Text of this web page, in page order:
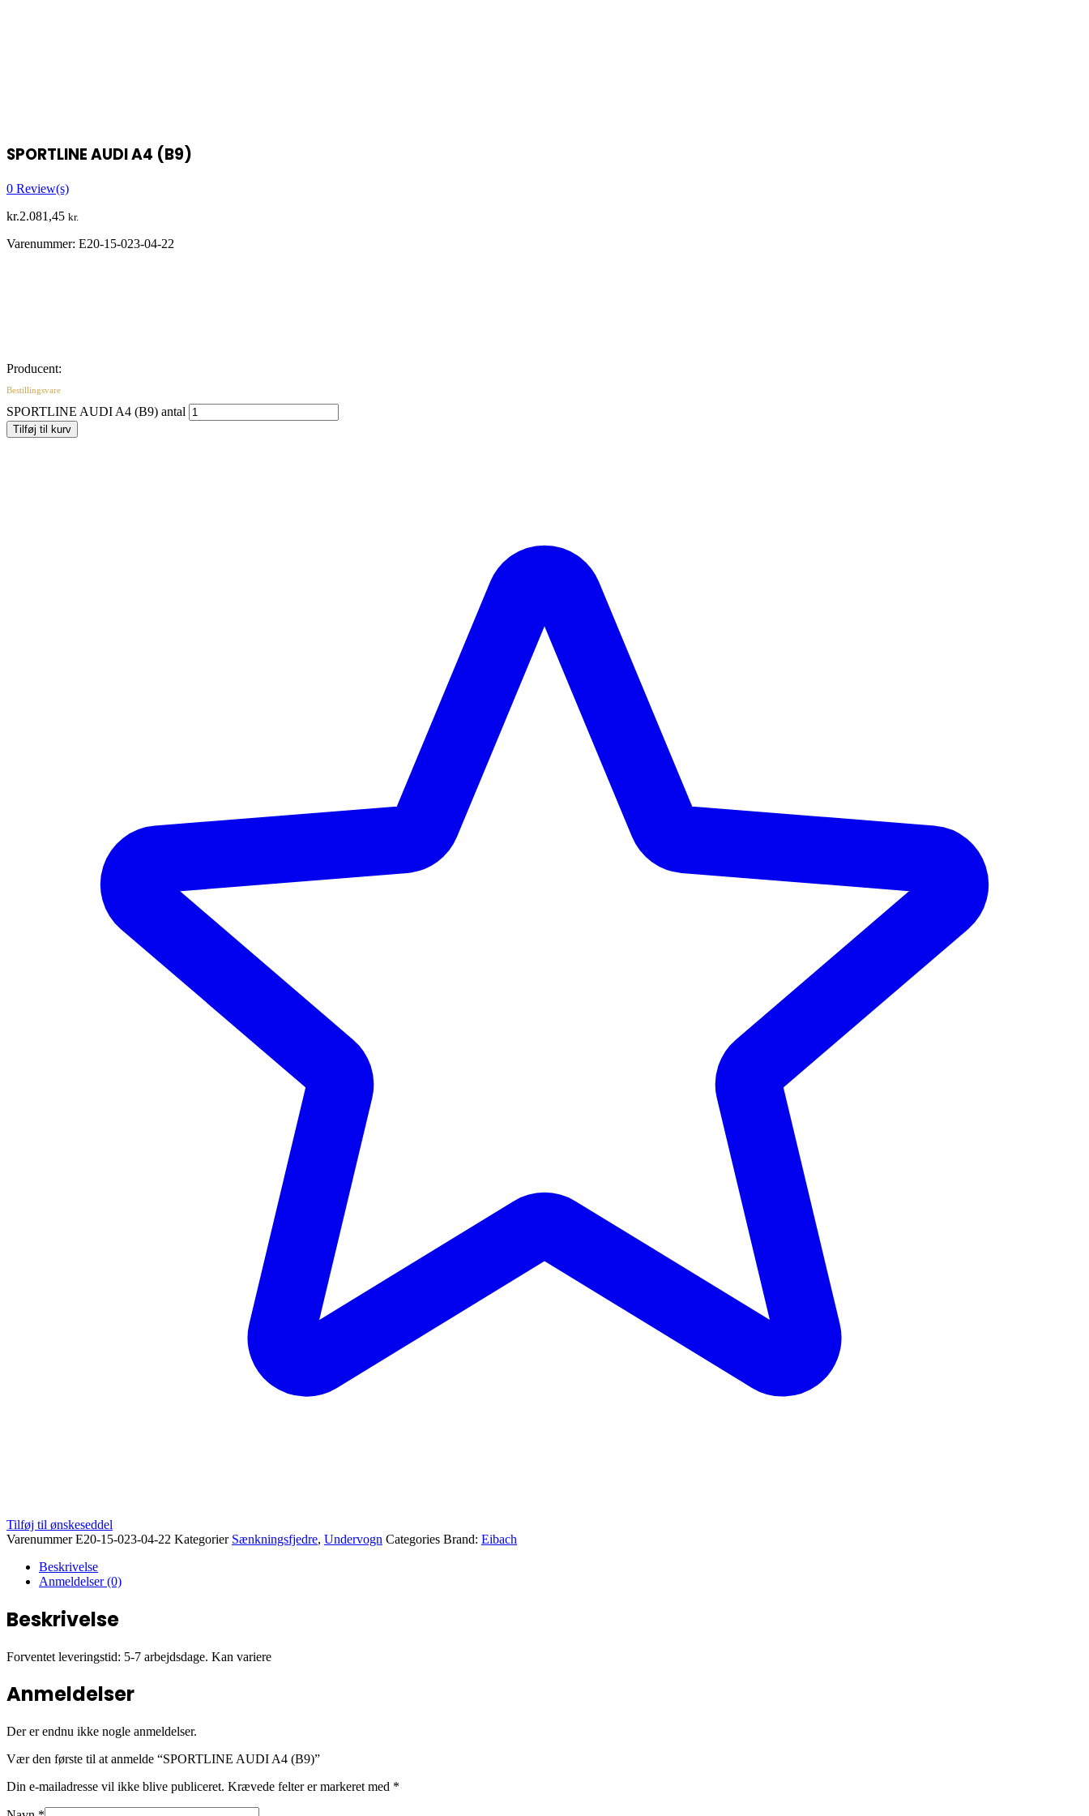
SPORTLINE AUDI A4 (B9)
0 Review(s)
kr.2.081,45 kr.
Varenummer: E20-15-023-04-22
Producent:
Bestillingsvare
SPORTLINE AUDI A4 (B9) antal
Tilføj til kurv
Tilføj til ønskeseddel
VarenummerE20-15-023-04-22 Kategorier Sænkningsfjedre, Undervogn Categories Brand: Eibach
Beskrivelse
Anmeldelser (0)
Beskrivelse
Forventet leveringstid: 5-7 arbejdsdage. Kan variere
Anmeldelser
Der er endnu ikke nogle anmeldelser.
Vær den første til at anmelde “SPORTLINE AUDI A4 (B9)”
Din e-mailadresse vil ikke blive publiceret. Krævede felter er markeret med *